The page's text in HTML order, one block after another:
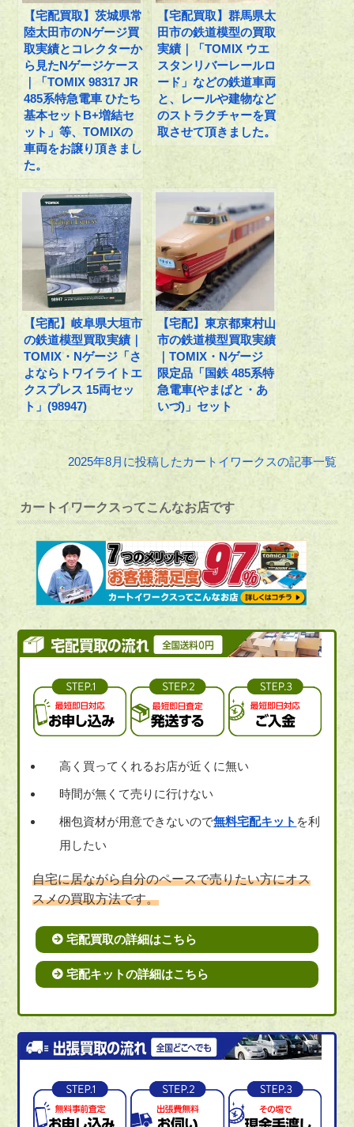
【宅配買取】茨城県常
陸太田市のNゲージ買
取実績とコレクターか
ら見たNゲージケース
｜「TOMIX 98317 JR
485系特急電車 ひたち
基本セットB+増結セ
ット」等、TOMIXの
車両をお譲り頂きまし
た。
【宅配買取】群馬県太
田市の鉄道模型の買取
実績｜「TOMIX ウエ
スタンリバーレールロ
ード」などの鉄道車両
と、レールや建物など
のストラクチャーを買
取させて頂きました。
【宅配】岐阜県大垣市
の鉄道模型買取実績｜
TOMIX・Nゲージ「さ
よならトワイライトエ
クスプレス 15両セッ
ト」(98947)
【宅配】東京都東村山
市の鉄道模型買取実績
｜TOMIX・Nゲージ
限定品「国鉄 485系特
急電車(やまばと・あ
いづ)」セット
2025年8月に投稿したカートイワークスの記事一覧
カートイワークスってこんなお店です
高く買ってくれるお店が近くに無い
時間が無くて売りに行けない
梱包資材が用意できないので無料宅配キット を利
用したい
自宅に居ながら自分のペースで売りたい方にオス
スメの買取方法です。
宅配買取の詳細はこちら
宅配キットの詳細はこちら